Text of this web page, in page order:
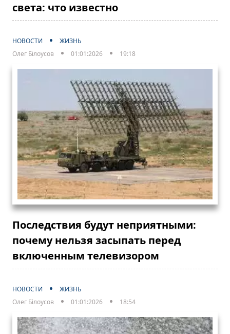
света: что известно
НОВОСТИ
ЖИЗНЬ
Олег Білоусов
01:01:2026 19:18
Последствия будут неприятными:
почему нельзя засыпать перед
включенным телевизором
НОВОСТИ
ЖИЗНЬ
Олег Білоусов
01:01:2026 18:54